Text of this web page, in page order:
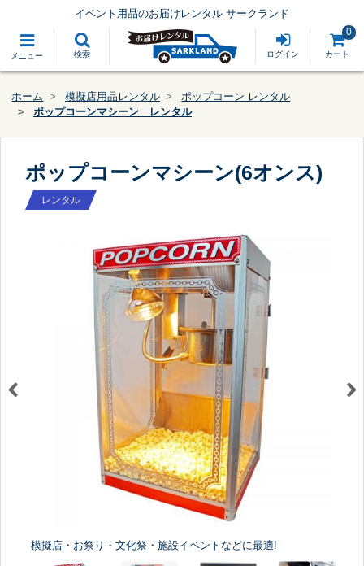
メニュー 検索
イベント用品のお届けレンタル サークランド
ログイン カート
0
ホーム 模擬店用品レンタル
ポップコーン レンタル
ポップコーンマシーン レンタル
ポップコーンマシーン(6オンス)
レンタル
模擬店・お祭り・文化祭・施設イベントなどに最適!